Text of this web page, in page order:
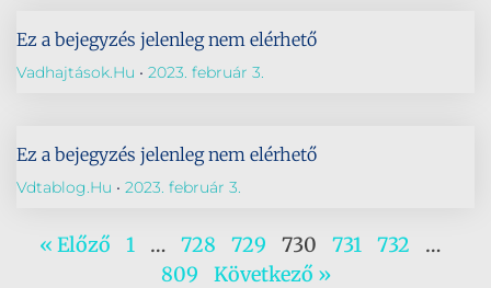
Ez a bejegyzés jelenleg nem elérhető
Vadhajtások.hu 2023. február 3.
Ez a bejegyzés jelenleg nem elérhető
Vdtablog.hu 2023. február 3.
« Előző 1 … 728 729 730 731 732
…
809
Következő »